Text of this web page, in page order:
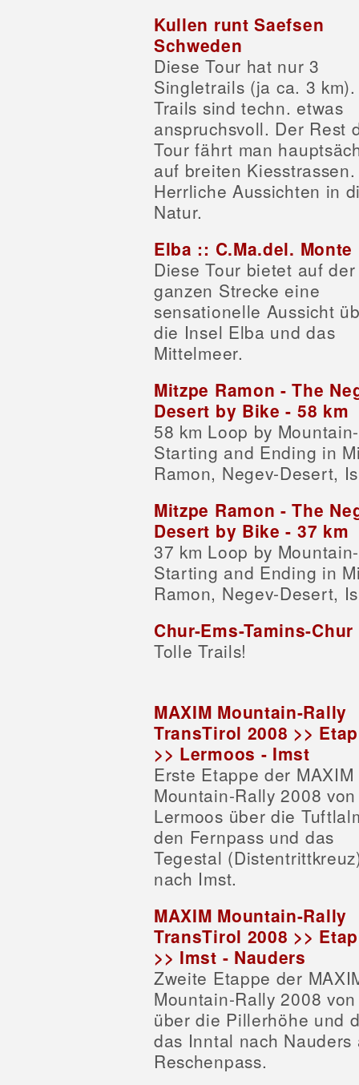
Kullen runt Saefsen
Schweden
Diese Tour hat nur 3
Singletrails (ja ca. 3
Trails sind techn. etwas
anspruchsvoll. Der Rest
Tour fährt man
auf breiten Kiesstrassen.
Herrliche Aussichten in
Natur.
Elba :: C.Ma.del. Monte
Diese Tour bietet auf der
ganzen Strecke eine
sensationelle Aussicht
die Insel Elba und das
Mittelmeer.
Mitzpe Ramon - The
Desert by Bike - 58 km
58 km Loop by
Starting and Ending in
Ramon, Negev-Desert,
Mitzpe Ramon - The
Desert by Bike - 37 km
37 km Loop by
Starting and Ending in
Ramon, Negev-Desert,
Chur-Ems-Tamins-Chur
Tolle Trails!
MAXIM Mountain-Rally
TransTirol 2008 >>
>> Lermoos - Imst
Erste Etappe der MAXIM
Mountain-Rally 2008 von
Lermoos über die
den Fernpass und das
Tegestal
nach Imst.
MAXIM Mountain-Rally
TransTirol 2008 >>
>> Imst - Nauders
Zweite Etappe der
Mountain-Rally 2008
über die Pillerhöhe und
das Inntal nach Nauders
Reschenpass.